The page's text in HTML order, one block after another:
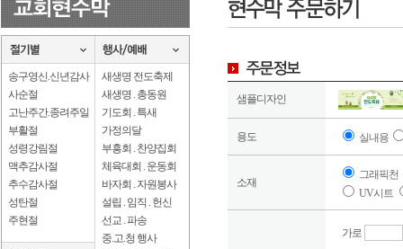
송구영신.신년감사
사순절
고난주간.종려주일
부활절
성령강림절
맥추감사절
추수감사절
성탄절
주현절
새생명 전도축제
새생명 . 총동원
기도회 . 특새
가정의달
부흥회 . 찬양집회
체육대회 . 운동회
바자회 . 자원봉사
설립 . 임직 . 헌신
선교 . 파송
중.고.청 행사
샘플디자인
용도 실내용
소재
그래픽천
UV시트
가로